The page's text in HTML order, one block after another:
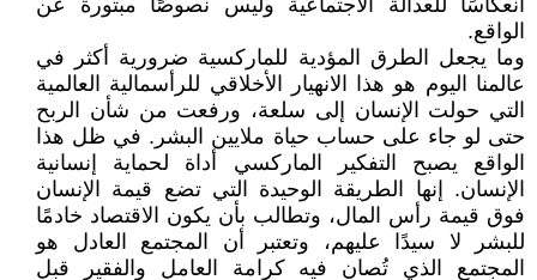
انعكاسًا للعدالة الاجتماعية وليس نصوصًا مبتورة عن
الواقع.
وما يجعل الطرق المؤدية للماركسية ضرورية أكثر في
عالمنا اليوم هو هذا الانهيار الأخلاقي للرأسمالية العالمية
التي حولت الإنسان إلى سلعة، ورفعت من شأن الربح
حتى لو جاء على حساب حياة ملايين البشر. في ظل هذا
الواقع يصبح التفكير الماركسي أداة لحماية إنسانية
الإنسان. إنها الطريقة الوحيدة التي تضع قيمة الإنسان
فوق قيمة رأس المال، وتطالب بأن يكون الاقتصاد خادمًا
للبشر لا سيدًا عليهم، وتعتبر أن المجتمع العادل هو
المجتمع الذي تُصان فيه كرامة العامل والفقير قبل